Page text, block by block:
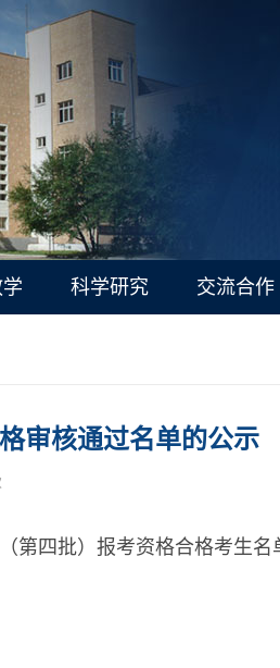
科学研究 交流合作
审核通过名单的公示
第四批）报考资格合格考生名